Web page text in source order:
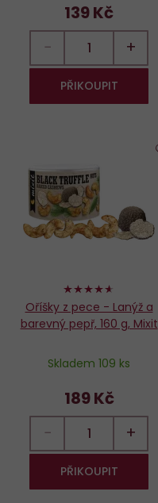
139 Kč
− +
PŘIKOUPIT
92%
Oříšky z pece - Lanýž a
barevný pepř, 160 g, Mixit
Skladem 109 ks
189 Kč
− +
PŘIKOUPIT